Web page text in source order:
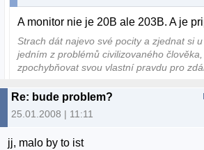
A monitor nie je 20B ale 203B. A je
Strach dát najevo své pocity a zjednat si
jedním z problémů civilizovaného
zpochybňovat svou vlastní pravdu pro
Re: bude problem?
25.01.2008 | 11:11
jj, malo by to ist